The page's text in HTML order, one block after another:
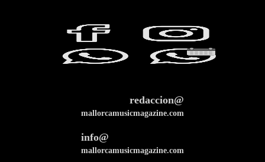
redaccion@
mallorcamusicmagazine.com
info@
mallorcamusicmagazine.com